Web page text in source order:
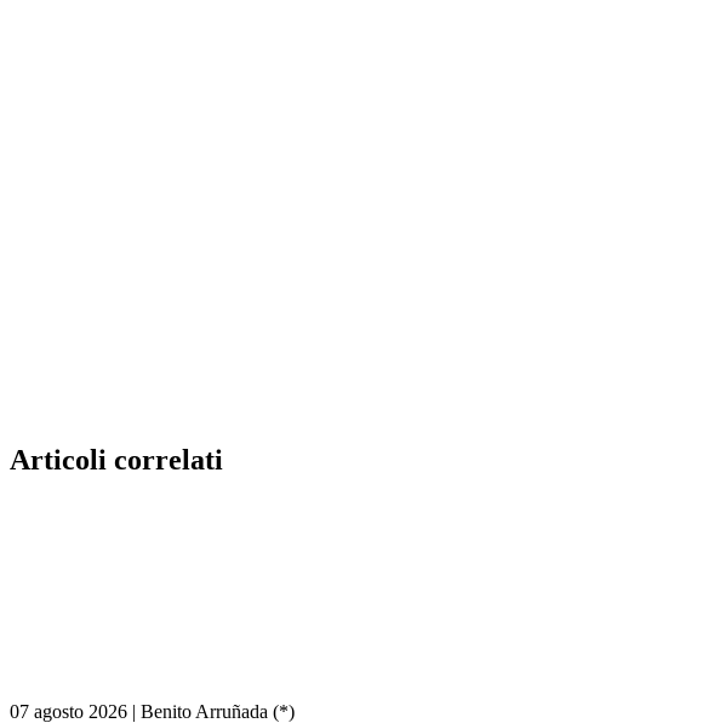
Articoli correlati
07 agosto 2026 | Benito Arruñada (*)